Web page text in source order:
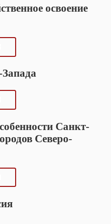
освоение
Запада
Санкт-
Северо-